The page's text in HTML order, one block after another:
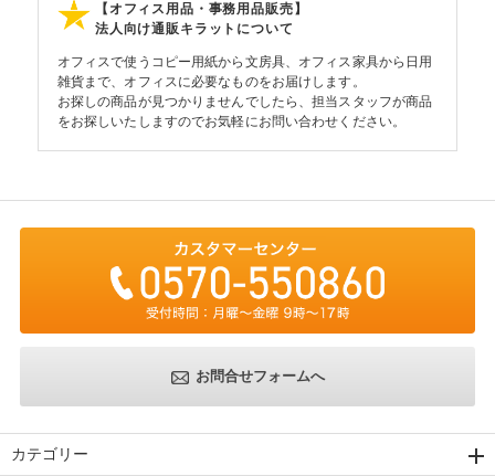
【オフィス用品・事務用品販売】
法人向け通販キラットについて
オフィスで使うコピー用紙から文房具、オフィス家具から日用
雑貨まで、オフィスに必要なものをお届けします。
お探しの商品が見つかりませんでしたら、担当スタッフが商品
をお探しいたしますのでお気軽にお問い合わせください。
お問合せフォームへ
カテゴリー